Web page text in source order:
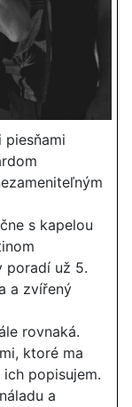
s kapelou
poradí už 5.
a zvířený
rovnaká.
ktoré ma
popisujem.
a